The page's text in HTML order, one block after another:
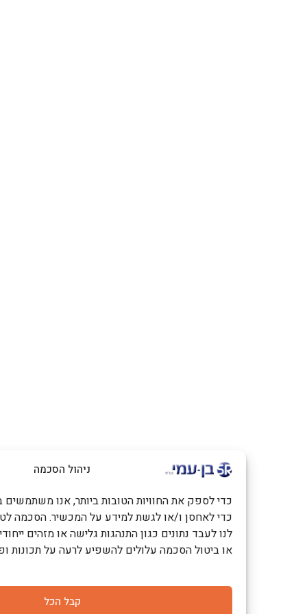
כדי לספק את החוויות הטובות ביותר, אנו משתמשים בטכנולוגיות
כדי לאחסן ו/או לגשת למידע על המכשיר. הסכמה לטכנולוגיות
לנו לעבד נתונים כגון התנהגות גלישה או מזהים ייחודיים באתר
או ביטול הסכמה עלולים להשפיע לרעה על תכונות ופונקציות